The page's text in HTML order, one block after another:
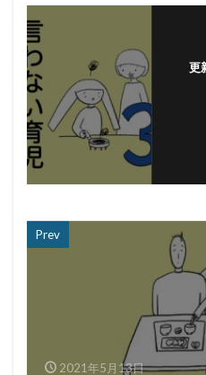
更
Prev
2021年5月13日